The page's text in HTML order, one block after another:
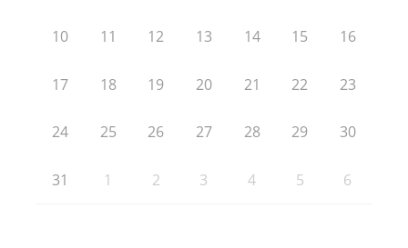
10 11 12 13 14 15 16
17 18 19 20 21 22 23
24 25 26 27 28 29 30
31 1 2 3 4 5 6